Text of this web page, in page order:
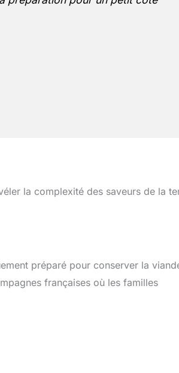
la complexité des saveurs de la
préparé pour conserver la
françaises où les familles